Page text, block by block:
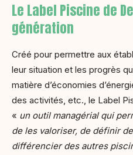
Le Label Piscine de
génération
Créé pour permettre aux
leur situation et les progrès
matière d’économies
des activités, etc., le Label
« un outil managérial qui
de les valoriser, de définir
différencier des autres